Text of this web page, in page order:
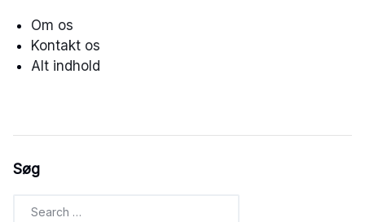
Om os
Kontakt os
Alt indhold
Søg
Search